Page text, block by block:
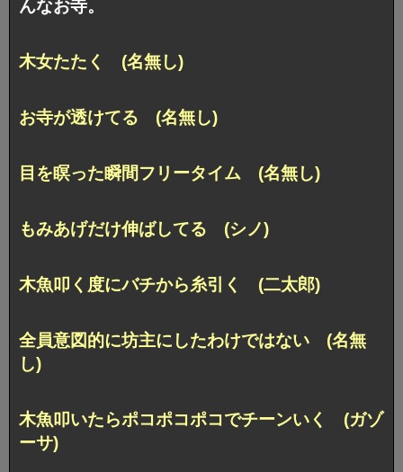
んなお寺。
木女たたく (名無し)
お寺が透けてる (名無し)
目を瞑った瞬間フリータイム (名無し)
もみあげだけ伸ばしてる (シノ)
木魚叩く度にバチから糸引く (二太郎)
全員意図的に坊主にしたわけではない (名無
し)
木魚叩いたらポコポコポコでチーンいく (ガゾ
ーサ)